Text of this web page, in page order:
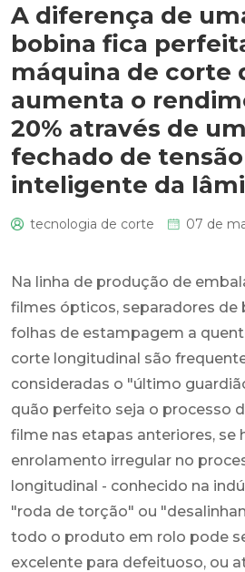
A diferença de
bobina fica
máquina de corte
aumenta o
20% através de
fechado de
inteligente da
tecnologia de corte 07 de
Na linha de produção de
filmes ópticos, separadores de
folhas de estampagem a
corte longitudinal são
consideradas o "último
quão perfeito seja o processo
filme nas etapas anteriores, se
enrolamento irregular no
longitudinal - conhecido na
"roda de torção" ou
todo o produto em rolo pode
excelente para defeituoso, ou